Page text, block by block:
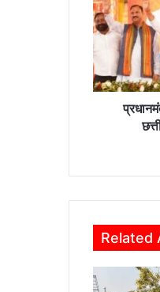
मं
त्री
दी
की
ह
को
क
ही
Related